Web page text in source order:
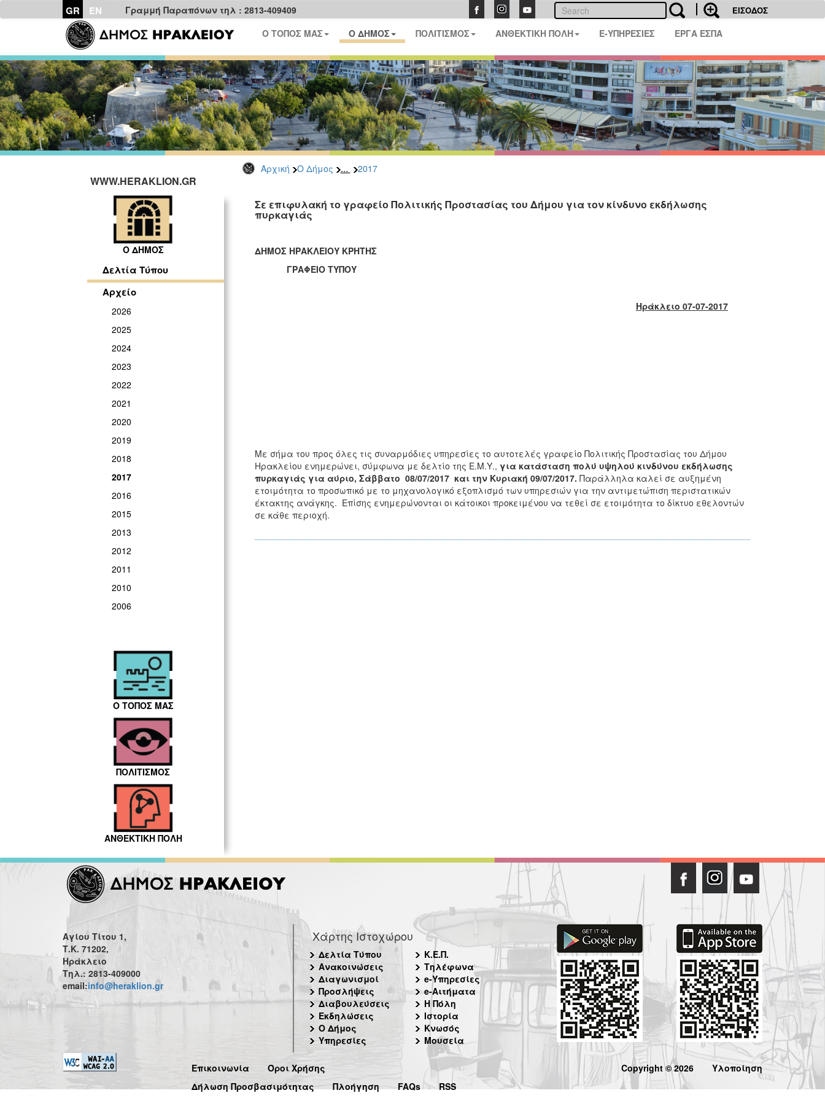
GR EN Γραμμή Παραπόνων τηλ : 2813-409409 ΕΙΣΟΔΟΣ
Ο ΤΟΠΟΣ ΜΑΣ Ο ΔΗΜΟΣ ΠΟΛΙΤΙΣΜΟΣ ΑΝΘΕΚΤΙΚΗ ΠΟΛΗ E-ΥΠΗΡΕΣΙΕΣ ΕΡΓΑ ΕΣΠΑ
Αρχική Ο Δήμος ... 2017
WWW.HERAKLION.GR
Ο ΔΗΜΟΣ
Δελτία Τύπου
Αρχείο
2026
2025
2024
2023
2022
2021
2020
2019
2018
2017
2016
2015
2013
2012
2011
2010
2006
Ο ΤΟΠΟΣ ΜΑΣ
ΠΟΛΙΤΙΣΜΟΣ
ΑΝΘΕΚΤΙΚΗ ΠΟΛΗ
Σε επιφυλακή το γραφείο Πολιτικής Προστασίας του Δήμου για τον κίνδυνο εκδήλωσης
πυρκαγιάς
ΔΗΜΟΣ ΗΡΑΚΛΕΙΟΥ ΚΡΗΤΗΣ
ΓΡΑΦΕΙΟ ΤΥΠΟΥ
Ηράκλειο 07-07-2017
Με σήμα του προς όλες τις συναρμόδιες υπηρεσίες το αυτοτελές γραφείο Πολιτικής Προστασίας του Δήμου
Ηρακλείου ενημερώνει, σύμφωνα με δελτίο της Ε.Μ.Υ., για κατάσταση πολύ υψηλού κινδύνου εκδήλωσης
πυρκαγιάς για αύριο, Σάββατο 08/07/2017 και την Κυριακή 09/07/2017. Παράλληλα καλεί σε αυξημένη
ετοιμότητα το προσωπικό με το μηχανολογικό εξοπλισμό των υπηρεσιών για την αντιμετώπιση περιστατικών
έκτακτης ανάγκης. Επίσης ενημερώνονται οι κάτοικοι προκειμένου να τεθεί σε ετοιμότητα το δίκτυο εθελοντών
σε κάθε περιοχή.
Αγίου Τίτου 1,
Τ.Κ. 71202,
Ηράκλειο
Τηλ.: 2813-409000
email:info@heraklion.gr
Χάρτης Ιστοχώρου
Δελτία Τύπου
Ανακοινώσεις
Διαγωνισμοί
Προσλήψεις
Διαβουλεύσεις
Εκδηλώσεις
Ο Δήμος
Υπηρεσίες
Κ.Ε.Π.
Τηλέφωνα
e-Υπηρεσίες
e-Αιτήματα
Η Πόλη
Ιστορία
Κνωσός
Μουσεία
Επικοινωνία
Όροι Χρήσης
Δήλωση Προσβασιμότητας
Πλοήγηση FAQs RSS
Copyright © 2026 Υλοποίηση